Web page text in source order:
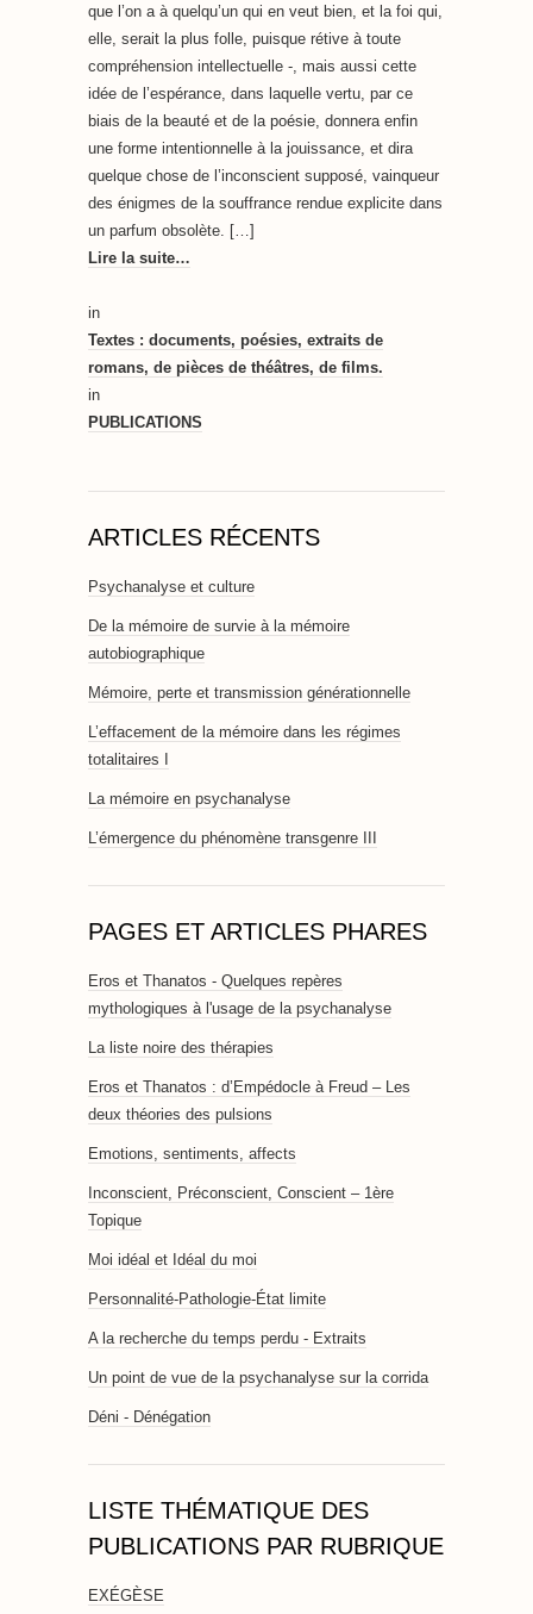
que l’on a à quelqu’un qui en veut bien, et la foi qui,
elle, serait la plus folle, puisque rétive à toute
compréhension intellectuelle -, mais aussi cette
idée de l’espérance, dans laquelle vertu, par ce
biais de la beauté et de la poésie, donnera enfin
une forme intentionnelle à la jouissance, et dira
quelque chose de l’inconscient supposé, vainqueur
des énigmes de la souffrance rendue explicite dans
un parfum obsolète. […]
Lire la suite…
in
Textes : documents, poésies, extraits de
romans, de pièces de théâtres, de films.
in
PUBLICATIONS
ARTICLES RÉCENTS
Psychanalyse et culture
De la mémoire de survie à la mémoire
autobiographique
Mémoire, perte et transmission générationnelle
L’effacement de la mémoire dans les régimes
totalitaires I
La mémoire en psychanalyse
L’émergence du phénomène transgenre III
PAGES ET ARTICLES PHARES
Eros et Thanatos - Quelques repères
mythologiques à l'usage de la psychanalyse
La liste noire des thérapies
Eros et Thanatos : d’Empédocle à Freud – Les
deux théories des pulsions
Emotions, sentiments, affects
Inconscient, Préconscient, Conscient – 1ère
Topique
Moi idéal et Idéal du moi
Personnalité-Pathologie-État limite
A la recherche du temps perdu - Extraits
Un point de vue de la psychanalyse sur la corrida
Déni - Dénégation
LISTE THÉMATIQUE DES
PUBLICATIONS PAR RUBRIQUE
EXÉGÈSE